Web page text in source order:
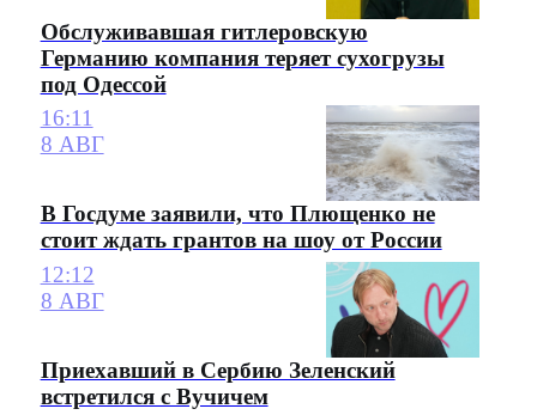
Обслуживавшая гитлеровскую
Германию компания теряет сухогрузы
под Одессой
16:11
8 АВГ
В Госдуме заявили, что Плющенко не
стоит ждать грантов на шоу от России
12:12
8 АВГ
Приехавший в Сербию Зеленский
встретился с Вучичем